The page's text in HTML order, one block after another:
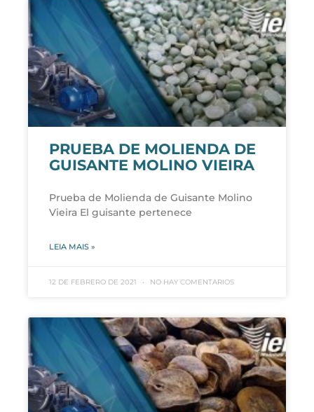
PRUEBA DE MOLIENDA DE
GUISANTE MOLINO VIEIRA
Prueba de Molienda de Guisante Molino
Vieira El guisante pertenece
LEIA MAIS »
12 DE FEBRERO DE 2021 NO HAY COMENTARIOS